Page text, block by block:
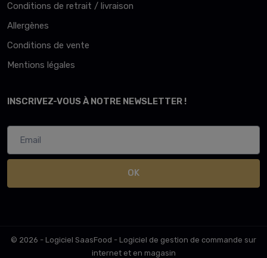
Conditions de retrait / livraison
Allergènes
Conditions de vente
Mentions légales
INSCRIVEZ-VOUS À NOTRE NEWSLETTER !
OK
© 2026 - Logiciel SaasFood - Logiciel de gestion de commande sur
internet et en magasin